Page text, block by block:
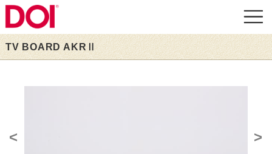
TV BOARD AKRⅡ
< >